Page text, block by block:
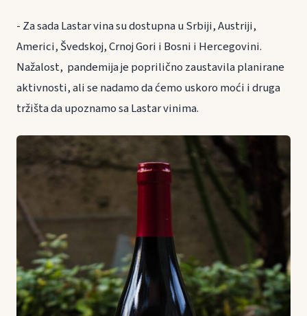
- Za sada Lastar vina su dostupna u Srbiji, Austriji,
Americi, Švedskoj, Crnoj Gori i Bosni i Hercegovini.
Nažalost, pandemija je poprilično zaustavila planirane
aktivnosti, ali se nadamo da ćemo uskoro moći i druga
tržišta da upoznamo sa Lastar vinima.